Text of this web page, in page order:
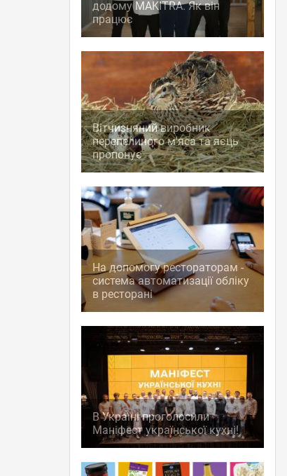
додому MAKITRA. Як він
працює
Вітчизняний виробник
перепелиного м'яса та яєць
пропонує
На допомогу рестораторам -
система автоматизації обліку
в ресторані
В Україні проголосили
Маніфест української кухні!